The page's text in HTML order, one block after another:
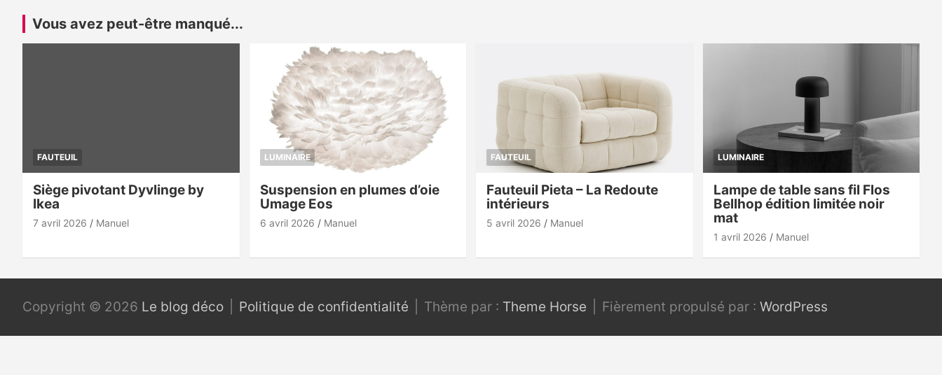
Vous avez peut-être manqué...
FAUTEUIL
Siège pivotant Dyvlinge by
Ikea
7 avril 2026 Manuel
LUMINAIRE
Suspension en plumes d’oie
Umage Eos
6 avril 2026 Manuel
FAUTEUIL
Fauteuil Pieta – La Redoute
intérieurs
5 avril 2026 Manuel
LUMINAIRE
Lampe de table sans fil Flos
Bellhop édition limitée noir
mat
1 avril 2026 Manuel
Copyright © 2026 Le blog déco Politique de confidentialité Thème par : Theme Horse Fièrement propulsé par : WordPress